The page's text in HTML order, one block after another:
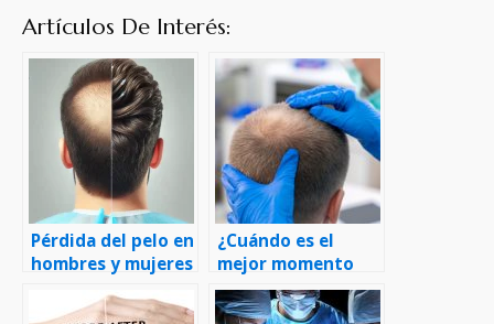
Artículos De Interés:
Pérdida del pelo en
hombres y mujeres
¿Cuándo es el
mejor momento
para realizarse un
trasplante capilar?